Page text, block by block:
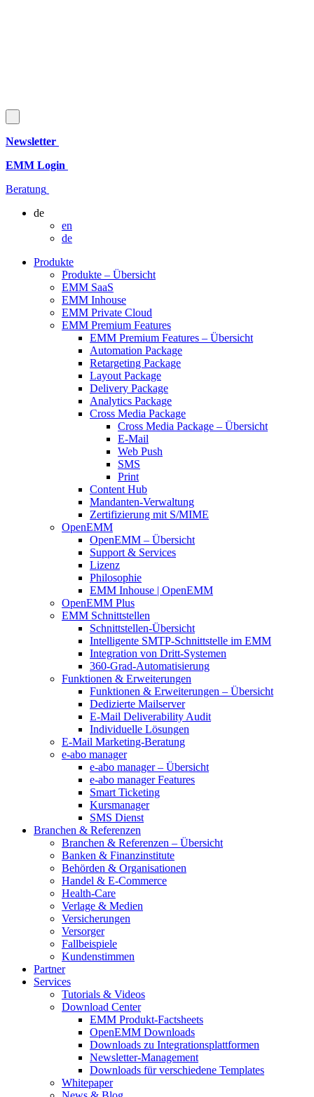
Newsletter
EMM Login
Beratung
de
en
de
Produkte
Produkte – Übersicht
EMM SaaS
EMM Inhouse
EMM Private Cloud
EMM Premium Features
EMM Premium Features – Übersicht
Automation Package
Retargeting Package
Layout Package
Delivery Package
Analytics Package
Cross Media Package
Cross Media Package – Übersicht
E-Mail
Web Push
SMS
Print
Content Hub
Mandanten-Verwaltung
Zertifizierung mit S/MIME
OpenEMM
OpenEMM – Übersicht
Support & Services
Lizenz
Philosophie
EMM Inhouse | OpenEMM
OpenEMM Plus
EMM Schnittstellen
Schnittstellen-Übersicht
Intelligente SMTP-Schnittstelle im EMM
Integration von Dritt-Systemen
360-Grad-Automatisierung
Funktionen & Erweiterungen
Funktionen & Erweiterungen – Übersicht
Dedizierte Mailserver
E-Mail Deliverability Audit
Individuelle Lösungen
E-Mail Marketing-Beratung
e-abo manager
e-abo manager – Übersicht
e-abo manager Features
Smart Ticketing
Kursmanager
SMS Dienst
Branchen & Referenzen
Branchen & Referenzen – Übersicht
Banken & Finanzinstitute
Behörden & Organisationen
Handel & E-Commerce
Health-Care
Verlage & Medien
Versicherungen
Versorger
Fallbeispiele
Kundenstimmen
Partner
Services
Tutorials & Videos
Download Center
EMM Produkt-Factsheets
OpenEMM Downloads
Downloads zu Integrationsplattformen
Newsletter-Management
Downloads für verschiedene Templates
Whitepaper